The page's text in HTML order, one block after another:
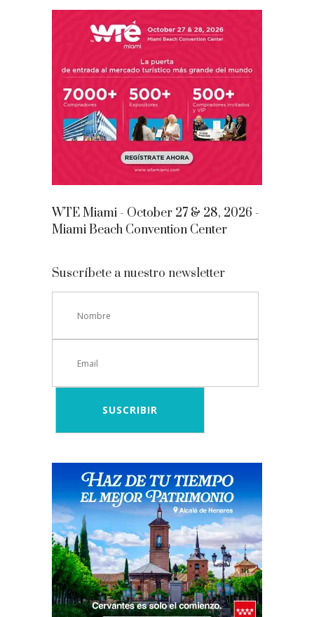
WTE Miami - October 27 & 28, 2026 -
Miami Beach Convention Center
Suscríbete a nuestro newsletter